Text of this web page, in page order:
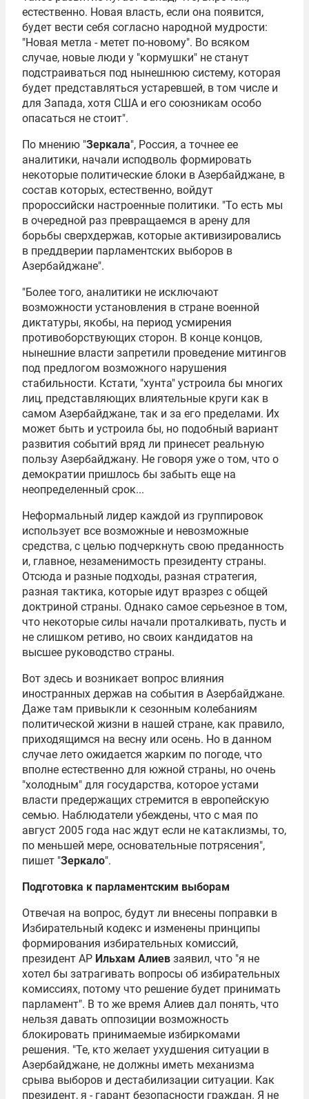
естественно. Новая власть, если она появится,
будет вести себя согласно народной мудрости:
"Новая метла - метет по-новому". Во всяком
случае, новые люди у "кормушки" не станут
подстраиваться под нынешнюю систему, которая
будет представляться устаревшей, в том числе и
для Запада, хотя США и его союзникам особо
опасаться не стоит".
По мнению "Зеркала", Россия, а точнее ее
аналитики, начали исподволь формировать
некоторые политические блоки в Азербайджане, в
состав которых, естественно, войдут
пророссийски настроенные политики. "То есть мы
в очередной раз превращаемся в арену для
борьбы сверхдержав, которые активизировались
в преддверии парламентских выборов в
Азербайджане".
"Более того, аналитики не исключают
возможности установления в стране военной
диктатуры, якобы, на период усмирения
противоборствующих сторон. В конце концов,
нынешние власти запретили проведение митингов
под предлогом возможного нарушения
стабильности. Кстати, "хунта" устроила бы многих
лиц, представляющих влиятельные круги как в
самом Азербайджане, так и за его пределами. Их
может быть и устроила бы, но подобный вариант
развития событий вряд ли принесет реальную
пользу Азербайджану. Не говоря уже о том, что о
демократии пришлось бы забыть еще на
неопределенный срок...
Неформальный лидер каждой из группировок
использует все возможные и невозможные
средства, с целью подчеркнуть свою преданность
и, главное, незаменимость президенту страны.
Отсюда и разные подходы, разная стратегия,
разная тактика, которые идут вразрез с общей
доктриной страны. Однако самое серьезное в том,
что некоторые силы начали проталкивать, пусть и
не слишком ретиво, но своих кандидатов на
высшее руководство страны.
Вот здесь и возникает вопрос влияния
иностранных держав на события в Азербайджане.
Даже там привыкли к сезонным колебаниям
политической жизни в нашей стране, как правило,
приходящимся на весну или осень. Но в данном
случае лето ожидается жарким по погоде, что
вполне естественно для южной страны, но очень
"холодным" для государства, которое устами
власти предержащих стремится в европейскую
семью. Наблюдатели убеждены, что с мая по
август 2005 года нас ждут если не катаклизмы, то,
по меньшей мере, основательные потрясения",
пишет "Зеркало".
Подготовка к парламентским выборам
Отвечая на вопрос, будут ли внесены поправки в
Избирательный кодекс и изменены принципы
формирования избирательных комиссий,
президент АР Ильхам Алиев заявил, что "я не
хотел бы затрагивать вопросы об избирательных
комиссиях, потому что решение будет принимать
парламент". В то же время Алиев дал понять, что
нельзя давать оппозиции возможность
блокировать принимаемые избиркомами
решения. "Те, кто желает ухудшения ситуации в
Азербайджане, не должны иметь механизма
срыва выборов и дестабилизации ситуации. Как
президент, я - гарант безопасности граждан. Я не